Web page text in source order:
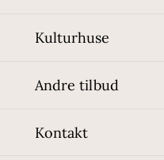
Kulturhuse
Andre tilbud
Kontakt